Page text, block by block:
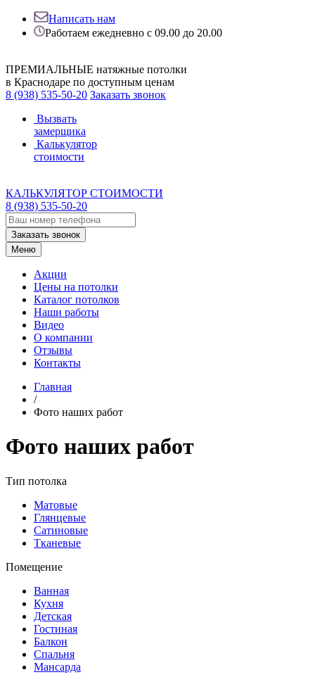
Написать нам
Работаем ежедневно с 09.00 до 20.00
ПРЕМИАЛЬНЫЕ натяжные потолки
в Краснодаре по доступным ценам
8 (938) 535-50-20 Заказать звонок
Вызвать
замерщика
Калькулятор
стоимости
КАЛЬКУЛЯТОР СТОИМОСТИ
8 (938) 535-50-20
Заказать звонок
Меню
Акции
Цены на потолки
Каталог потолков
Наши работы
Видео
О компании
Отзывы
Контакты
Главная
/
Фото наших работ
Фото наших работ
Тип потолка
Матовые
Глянцевые
Сатиновые
Тканевые
Помещение
Ванная
Кухня
Детская
Гостиная
Балкон
Спальня
Мансарда